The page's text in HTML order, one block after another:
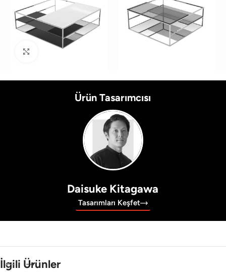
Büyütmek için tıklayın
Ürün Tasarımcısı
Daisuke Kitagawa
Tasarımları Keşfet
İlgili Ürünler